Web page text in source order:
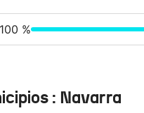
100 %
: Navarra